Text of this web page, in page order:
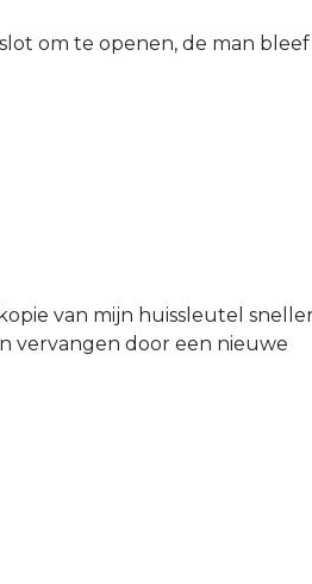
om te openen, de man bleef
van mijn huissleutel
vervangen door een nieuwe